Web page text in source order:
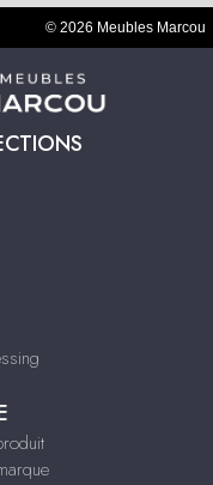
© 2026 Meubles Marcou